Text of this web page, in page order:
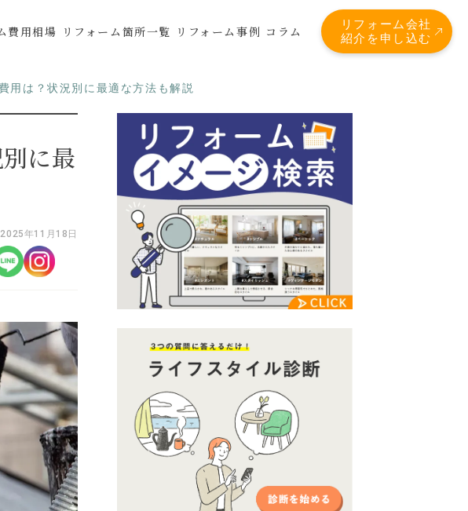
費用相場 リフォーム箇所一覧 リフォーム事例 コラム
リフォーム会社
紹介を申し込む
用は？状況別に最適な方法も解説
に最
年11月18日